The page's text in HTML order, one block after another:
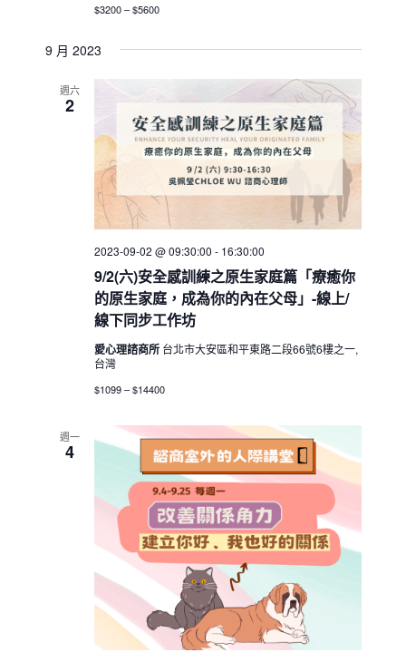
$3200 – $5600
9 月 2023
週六
2
9/2(六)安全感訓練之原生家庭篇「療癒你
的原生家庭，成為你的內在父母」-線上/
線下同步工作坊
2023-09-02 @ 09:30:00 - 16:30:00
愛心理諮商所 台北市大安區和平東路二段66號6樓之一,
台灣
$1099 – $14400
週一
4